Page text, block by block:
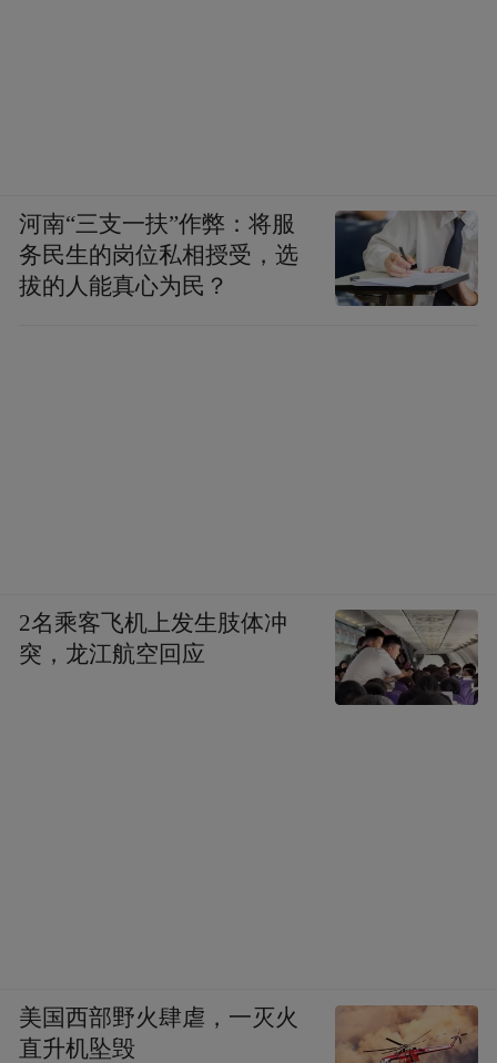
河南“三支一扶”作弊：将服
务民生的岗位私相授受，选
拔的人能真心为民？
2名乘客飞机上发生肢体冲
突，龙江航空回应
美国西部野火肆虐，一灭火
直升机坠毁